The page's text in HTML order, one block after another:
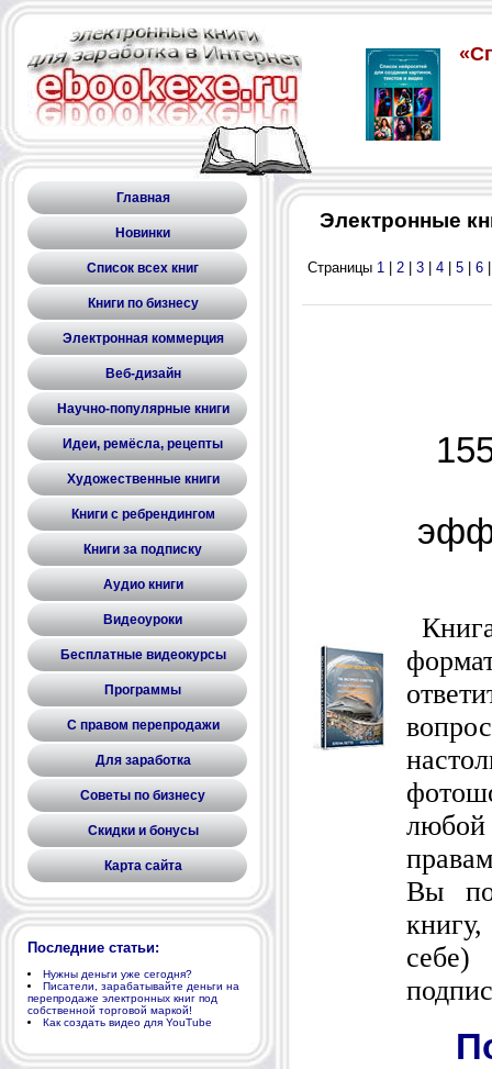
Главная
Новинки
Список всех книг
Книги по бизнесу
Электронная коммерция
Веб-дизайн
Научно-популярные книги
Идеи, ремёсла, рецепты
Художественные книги
Книги с ребрендингом
Книги за подписку
Аудио книги
Видеоуроки
Бесплатные видеокурсы
Программы
С правом перепродажи
Для заработка
Советы по бизнесу
Скидки и бонусы
Карта сайта
Последние статьи:
Нужны деньги уже сегодня?
Писатели, зарабатывайте деньги на
перепродаже электронных книг под
собственной торговой маркой!
Как создать видео для YouTube
Электронные
Страницы 1 | 2 | 3 | 4 | 5 | 6
Вы